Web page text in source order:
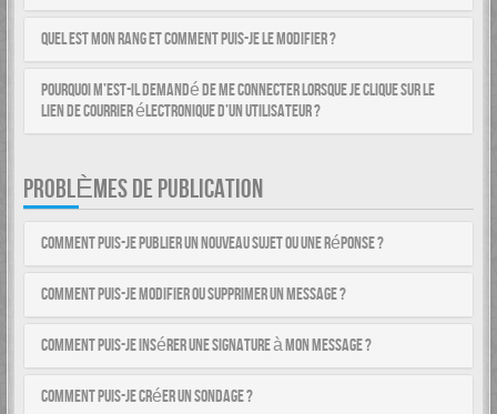
Quel est mon rang et comment puis-je le modifier ?
Pourquoi m’est-il demandé de me connecter lorsque je clique sur le
lien de courrier électronique d’un utilisateur ?
PROBLÈMES DE PUBLICATION
Comment puis-je publier un nouveau sujet ou une réponse ?
Comment puis-je modifier ou supprimer un message ?
Comment puis-je insérer une signature à mon message ?
Comment puis-je créer un sondage ?